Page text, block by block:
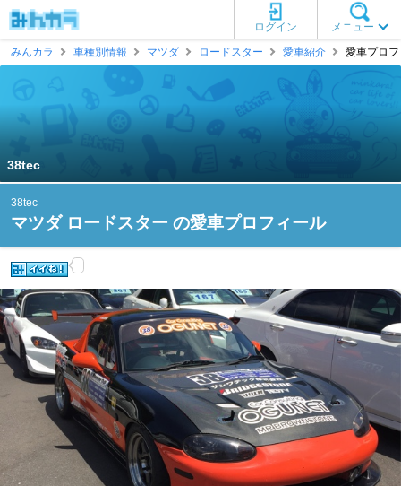
メニュー
ログイン
みんカラ
車種別情報 マツダ ロードスター 愛車紹介 愛車プロ
38tec
38tec
マツダ ロードスター の愛車プロフィール